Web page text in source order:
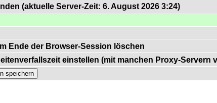
(aktuelle Server-Zeit: 6. August 2026 3:24)
Ende der Browser-Session löschen
einstellen (mit manchen Proxy-Servern